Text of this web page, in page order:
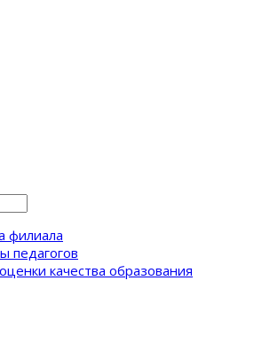
филиала
педагогов
качества образования